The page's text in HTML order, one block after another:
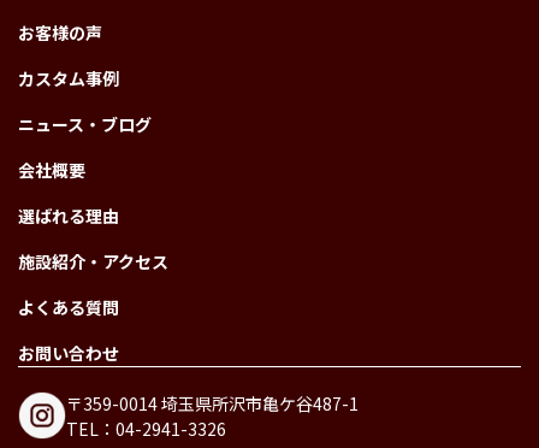
お客様の声
カスタム事例
ニュース・ブログ
会社概要
選ばれる理由
施設紹介・アクセス
よくある質問
お問い合わせ
〒359-0014 埼玉県所沢市亀ケ谷487-1
TEL：04-2941-3326